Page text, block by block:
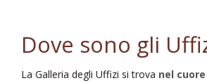
Dove sono gli
La Galleria degli Uffizi si trova nel